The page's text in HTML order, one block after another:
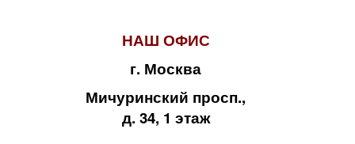
НАШ ОФИС
г. Москва
Мичуринский просп.,
д. 34, 1 этаж